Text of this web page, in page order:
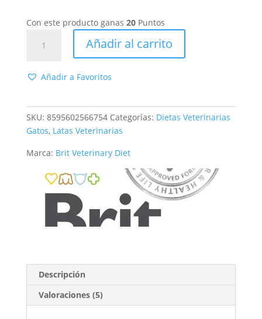
Con este producto ganas 20Puntos
Cat
(12x85gr)
cantidad
Añadir al carrito
Añadir a Favoritos
SKU: 8595602566754 Categorías: Dietas Veterinarias
Gatos, Latas Veterinarias
Marca: Brit Veterinary Diet
Descripción
Valoraciones (5)